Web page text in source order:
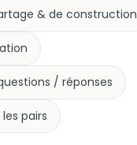
& de construction
/ réponses
pairs